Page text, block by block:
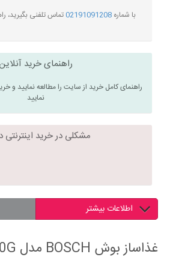
با شماره02191091208تماس تلفنی بگیرید،
راهنمای خرید
راهنمای کامل خرید از سایت را مطالعه نمایید و
نمایید
مشکلی در خرید اینترنتی
اطلاعات بیشتر
غذاساز بوش BOSCH مدل MUMXX40G